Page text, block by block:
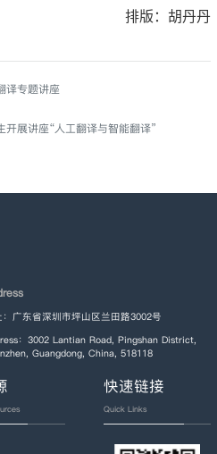
排版：胡丹丹
译专题讲座
开展讲座“人工翻译与智能翻译”
：广东省深圳市坪山区兰田路3002号
：3002 Lantian Road, Pingshan District,
Guangdong, China, 518118
快速链接
Quick Links